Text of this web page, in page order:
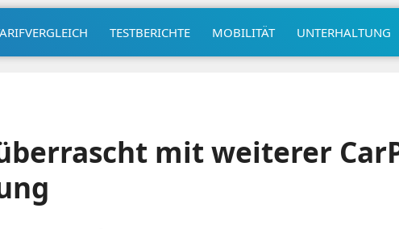
TESTBERICHTE MOBILITÄT UNTERHALTUNG
mit weiterer